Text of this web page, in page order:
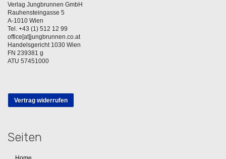
Verlag Jungbrunnen GmbH
Rauhensteingasse 5
A-1010 Wien
Tel. +43 (1) 512 12 99
office[at]jungbrunnen.co.at
Handelsgericht 1030 Wien
FN 239381 g
ATU 57451000
Vertrag widerrufen
Seiten